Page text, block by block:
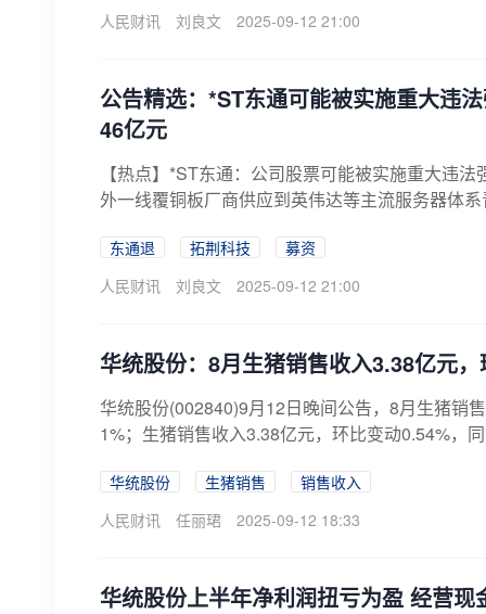
人民财讯
刘良文 2025-09-12 21:00
公告精选：*ST东通可能被实施重大违
46亿元
【热点】*ST东通：公司股票可能被实施重大违
外一线覆铜板厂商供应到英伟达等主流服务器体
东通退 拓荆科技
募资
人民财讯
刘良文 2025-09-12 21:00
华统股份：8月生猪销售收入3.38亿元
华统股份(002840)9月12日晚间公告，8月生猪销
1%；生猪销售收入3.38亿元，环比变动0.54%，
华统股份 生猪销售
销售收入
人民财讯
任丽珺 2025-09-12 18:33
华统股份上半年净利润扭亏为盈 经营